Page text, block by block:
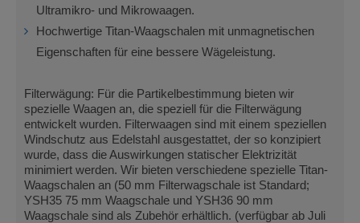
Ultramikro- und Mikrowaagen.
Hochwertige Titan-Waagschalen mit unmagnetischen
Eigenschaften für eine bessere Wägeleistung.
Filterwägung: Für die Partikelbestimmung bieten wir
spezielle Waagen an, die speziell für die Filterwägung
entwickelt wurden. Filterwaagen sind mit einem speziellen
Windschutz aus Edelstahl ausgestattet, der so konzipiert
wurde, dass die Auswirkungen statischer Elektrizität
minimiert werden. Wir bieten verschiedene spezielle Titan-
Waagschalen an (50 mm Filterwagschale ist Standard;
YSH35 75 mm Waagschale und YSH36 90 mm
Waagschale sind als Zubehör erhältlich. (verfügbar ab Juli